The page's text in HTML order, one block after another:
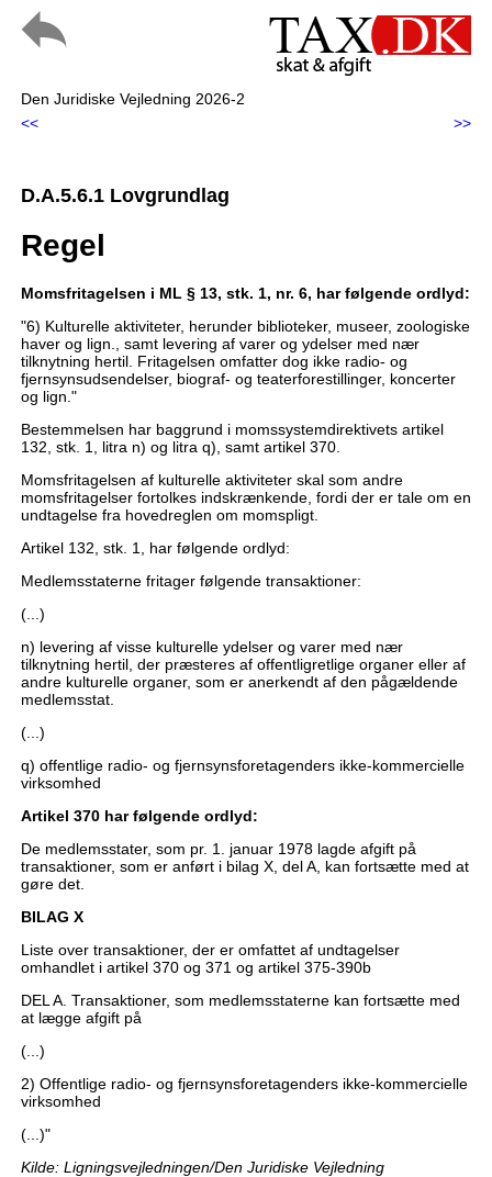
Den Juridiske Vejledning 2026-2
<<
>>
D.A.5.6.1 Lovgrundlag
Regel
Momsfritagelsen i ML § 13, stk. 1, nr. 6, har følgende ordlyd:
"6) Kulturelle aktiviteter, herunder biblioteker, museer, zoologiske
haver og lign., samt levering af varer og ydelser med nær
tilknytning hertil. Fritagelsen omfatter dog ikke radio- og
fjernsynsudsendelser, biograf- og teaterforestillinger, koncerter
og lign."
Bestemmelsen har baggrund i momssystemdirektivets artikel
132, stk. 1, litra n) og litra q), samt artikel 370.
Momsfritagelsen af kulturelle aktiviteter skal som andre
momsfritagelser fortolkes indskrænkende, fordi der er tale om en
undtagelse fra hovedreglen om momspligt.
Artikel 132, stk. 1, har følgende ordlyd:
Medlemsstaterne fritager følgende transaktioner:
(...)
n) levering af visse kulturelle ydelser og varer med nær
tilknytning hertil, der præsteres af offentligretlige organer eller af
andre kulturelle organer, som er anerkendt af den pågældende
medlemsstat.
(...)
q) offentlige radio- og fjernsynsforetagenders ikke-kommercielle
virksomhed
Artikel 370 har følgende ordlyd:
De medlemsstater, som pr. 1. januar 1978 lagde afgift på
transaktioner, som er anført i bilag X, del A, kan fortsætte med at
gøre det.
BILAG X
Liste over transaktioner, der er omfattet af undtagelser
omhandlet i artikel 370 og 371 og artikel 375-390b
DEL A. Transaktioner, som medlemsstaterne kan fortsætte med
at lægge afgift på
(...)
2) Offentlige radio- og fjernsynsforetagenders ikke-kommercielle
virksomhed
(...)"
Kilde: Ligningsvejledningen/Den Juridiske Vejledning